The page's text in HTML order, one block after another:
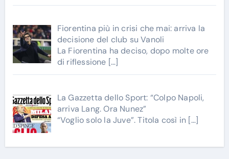
Fiorentina più in crisi che mai: arriva la
decisione del club su Vanoli
La Fiorentina ha deciso, dopo molte ore
di riflessione […]
La Gazzetta dello Sport: “Colpo Napoli,
arriva Lang. Ora Nunez”
“Voglio solo la Juve”. Titola così in […]